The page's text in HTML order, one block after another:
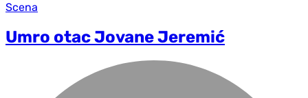
Scena
Umro otac Jovane Jeremić